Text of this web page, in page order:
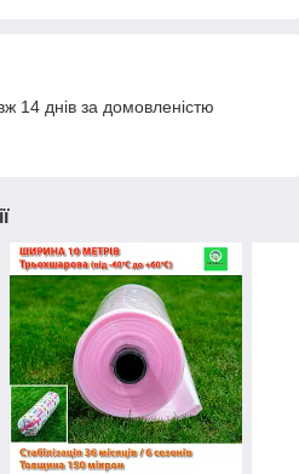
14 днів за домовленістю